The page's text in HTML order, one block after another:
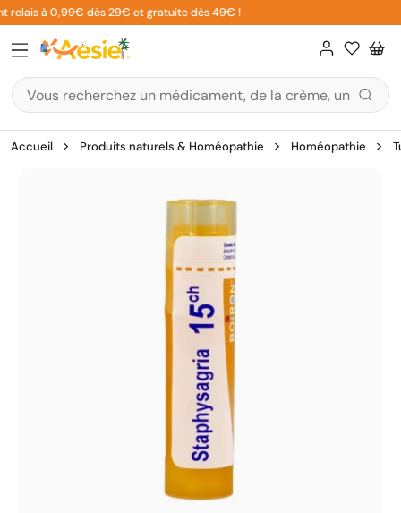
Aller
au
contenu
à 0,99€ dès 29€ et gratuite dès 49€ !
Accueil Produits naturels & Homéopathie Homéopathie